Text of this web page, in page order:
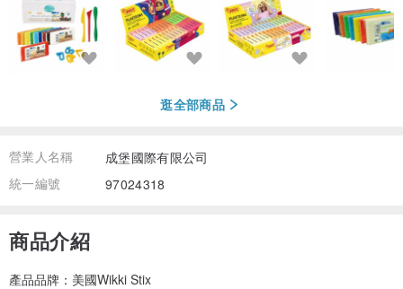
逛全部商品
營業人名稱
成堡國際有限公司
統一編號
97024318
商品介紹
產品品牌：美國Wikki Stix